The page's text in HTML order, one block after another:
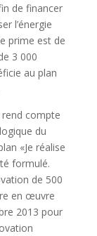
de financer
l’énergie
prime est de
3 000
au plan
rend compte
du
«Je réalise
formulé.
de 500
en œuvre
2013 pour